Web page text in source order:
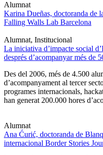
Alumnat
Karina Dueñas, doctoranda de
Falling Walls Lab Barcelona
Alumnat, Institucional
La iniciativa d’impacte social
després d’acompanyar més de
Des del 2006, més de 4.500
d’acompanyament al tercer
programes internacionals,
han generat 200.000 hores
Alumnat
Ana Ćurić, doctoranda de
internacional Border Stories